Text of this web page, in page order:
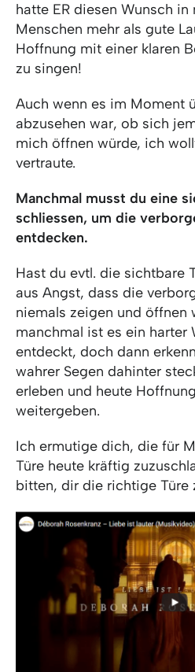
hatte ER diesen Wunsch
Menschen mehr als gute
Hoffnung mit einer klaren
zu singen!
Auch wenn es im Moment
abzusehen war, ob sich
mich öffnen würde, ich
vertraute.
Manchmal musst du eine
schliessen, um die
entdecken.
Hast du evtl. die sichtbare
aus Angst, dass die
niemals zeigen und öffnen
manchmal ist es ein harter
entdeckt, doch dann
wahrer Segen dahinter
erleben und heute
weitergeben.
Ich ermutige dich, die für
Türe heute kräftig
bitten, dir die richtige Türe